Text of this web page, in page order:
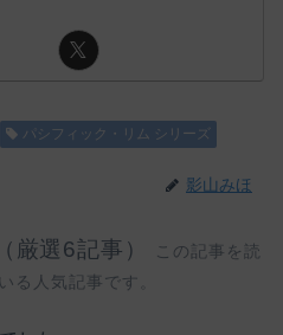
パシフィック・リム シリーズ
影山みほ
厳選6記事）
この記事を読
る人気記事です。